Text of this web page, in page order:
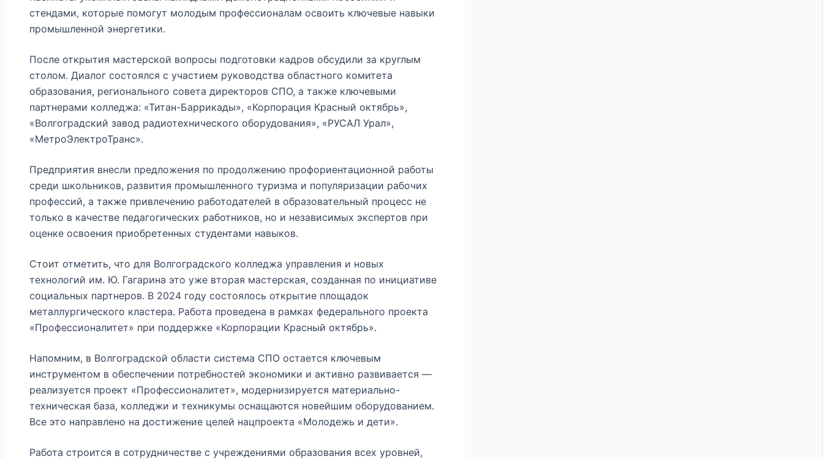
стендами, которые помогут молодым профессионалам освоить ключевые навыки
промышленной энергетики.
После открытия мастерской вопросы подготовки кадров обсудили за круглым
столом. Диалог состоялся с участием руководства областного комитета
образования, регионального совета директоров СПО, а также ключевыми
партнерами колледжа: «Титан-Баррикады», «Корпорация Красный октябрь»,
«Волгоградский завод радиотехнического оборудования», «РУСАЛ Урал»,
«МетроЭлектроТранс».
Предприятия внесли предложения по продолжению профориентационной работы
среди школьников, развития промышленного туризма и популяризации рабочих
профессий, а также привлечению работодателей в образовательный процесс не
только в качестве педагогических работников, но и независимых экспертов при
оценке освоения приобретенных студентами навыков.
Стоит отметить, что для Волгоградского колледжа управления и новых
технологий им. Ю. Гагарина это уже вторая мастерская, созданная по инициативе
социальных партнеров. В 2024 году состоялось открытие площадок
металлургического кластера. Работа проведена в рамках федерального проекта
«Профессионалитет» при поддержке «Корпорации Красный октябрь».
Напомним, в Волгоградской области система СПО остается ключевым
инструментом в обеспечении потребностей экономики и активно развивается —
реализуется проект «Профессионалитет», модернизируется материально-
техническая база, колледжи и техникумы оснащаются новейшим оборудованием.
Все это направлено на достижение целей нацпроекта «Молодежь и дети».
Работа строится в сотрудничестве с учреждениями образования всех уровней,